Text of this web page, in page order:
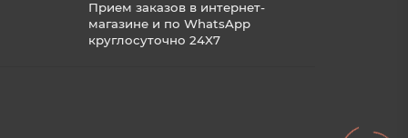
Прием заказов в интернет-
магазине и по WhatsApp
круглосуточно 24X7